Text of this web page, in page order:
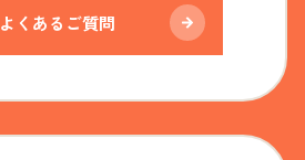
よくあるご質問